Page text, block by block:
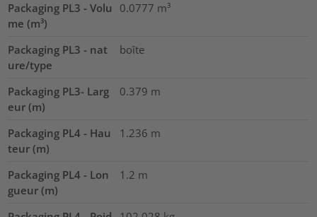
Packaging PL3 - Volu
me (m³)
0.0777 m³
Packaging PL3 - nat
ure/type
boîte
Packaging PL3- Larg
eur (m)
0.379 m
Packaging PL4 - Hau
teur (m)
1.236 m
Packaging PL4 - Lon
gueur (m)
1.2 m